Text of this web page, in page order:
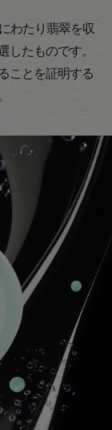
わたり翡翠を収
たものです。
ことを証明する